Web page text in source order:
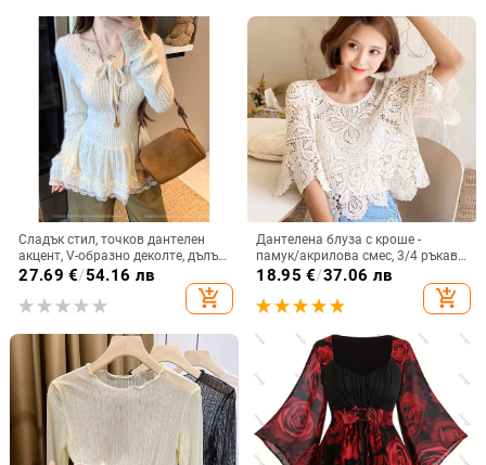
Сладък стил, точков дантелен
акцент, V-образно деколте, дълъг
ръкав, дамска тениска за есен-
зима, стяга талията и оформя
силуета, A-линия топ
27.69 €/54.16 лв
add_shopping_cart
Дантелена блуза с кроше -
памук/акрилова смес, 3/4 ръкав,
кръгло деколте, свободен силует
18.95 €/37.06 лв
add_shopping_cart